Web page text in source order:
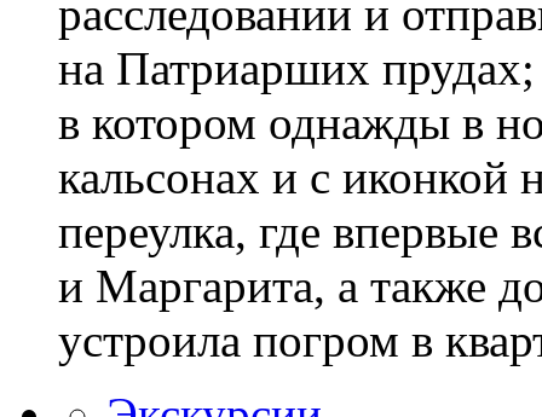
расследовании и
на Патриарших
в котором однажды в
кальсонах и с иконкой
переулка, где впервые
и Маргарита, а также
устроила погром в